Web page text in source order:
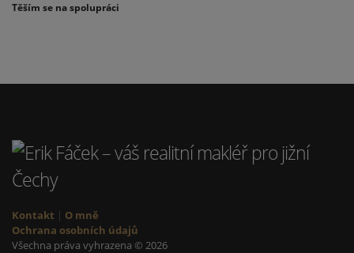
Těším se na spolupráci
Kontakt | O mně
Ochrana osobních údajů
Všechna práva vyhrazena © 2026